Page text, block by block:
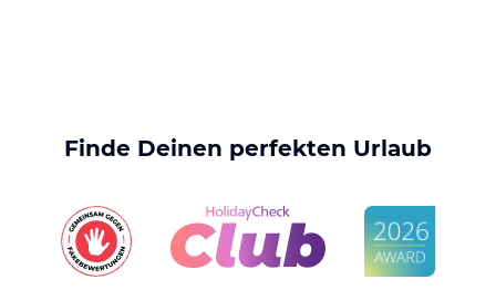
Finde Deinen perfekten Urlaub